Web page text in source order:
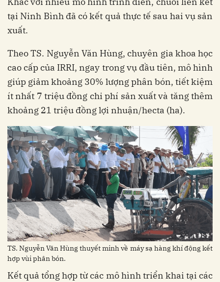
tại Ninh Bình đã có kết quả thực tế sau hai vụ sản
xuất.
Theo TS. Nguyễn Văn Hùng, chuyên gia khoa học
cao cấp của IRRI, ngay trong vụ đầu tiên, mô hình
giúp giảm khoảng 30% lượng phân bón, tiết kiệm
ít nhất 7 triệu đồng chi phí sản xuất và tăng thêm
khoảng 21 triệu đồng lợi nhuận/hecta (ha).
TS. Nguyễn Văn Hùng thuyết minh về máy sạ hàng khí động kết
hợp vùi phân bón.
Kết quả tổng hợp từ các mô hình triển khai tại các